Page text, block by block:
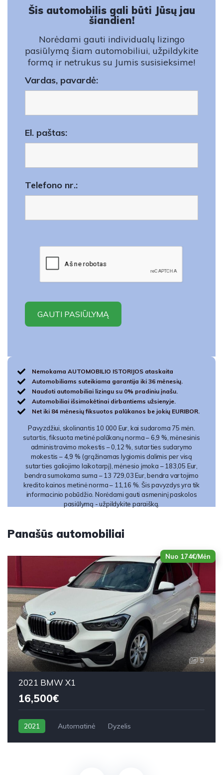
Šis automobilis gali būti Jūsų jau
šiandien!
Norėdami gauti individualų lizingo
pasiūlymą šiam automobiliui, užpildykite
formą ir netrukus su Jumis susisieksime!
Vardas, pavardė:
El. paštas:
Telefono nr.:
Nemokama AUTOMOBILIO ISTORIJOS ataskaita
Automobiliams suteikiama garantija iki 36 mėnesių.
Naudoti automobiliai lizingu su 0% pradiniu įnašu.
Automobiliai išsimokėtinai dirbantiems užsienyje.
Net iki 84 mėnesių fiksuotos palūkanos be jokių EURIBOR.
Pavyzdžiui, skolinantis 10 000 Eur, kai sudaroma 75 mėn.
sutartis, fiksuota metinė palūkanų norma – 6,9 %, mėnesinis
administravimo mokestis – 0,12 %, sutarties sudarymo
mokestis – 4,9 % (grąžinamas lygiomis dalimis per visą
sutarties galiojimo laikotarpį), mėnesio įmoka – 183,05 Eur,
bendra sumokama suma – 13 729,03 Eur, bendra vartojimo
kredito kainos metinė norma – 11,16 %. Šis pavyzdys yra tik
informacinio pobūdžio. Norėdami gauti asmeninį paskolos
pasiūlymą - užpildykite paraišką.
Panašūs automobiliai
Nuo 174€/Mėn
9
2021 BMW X1
16,500€
2021 Automatinė Dyzelis